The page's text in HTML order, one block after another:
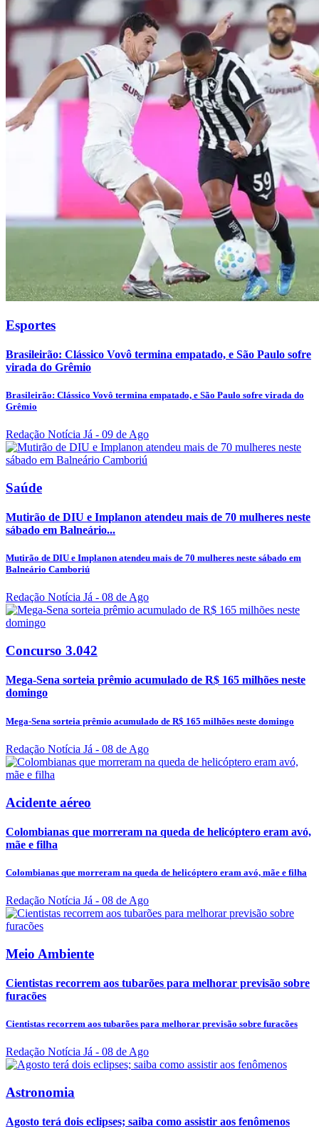
Esportes
Brasileirão: Clássico Vovô termina empatado, e São Paulo sofre
virada do Grêmio
Brasileirão: Clássico Vovô termina empatado, e São Paulo sofre virada do
Grêmio
Redação Notícia Já - 09 de Ago
Saúde
Mutirão de DIU e Implanon atendeu mais de 70 mulheres neste
sábado em Balneário...
Mutirão de DIU e Implanon atendeu mais de 70 mulheres neste sábado em
Balneário Camboriú
Redação Notícia Já - 08 de Ago
Concurso 3.042
Mega-Sena sorteia prêmio acumulado de R$ 165 milhões neste
domingo
Mega-Sena sorteia prêmio acumulado de R$ 165 milhões neste domingo
Redação Notícia Já - 08 de Ago
Acidente aéreo
Colombianas que morreram na queda de helicóptero eram avó,
mãe e filha
Colombianas que morreram na queda de helicóptero eram avó, mãe e filha
Redação Notícia Já - 08 de Ago
Meio Ambiente
Cientistas recorrem aos tubarões para melhorar previsão sobre
furacões
Cientistas recorrem aos tubarões para melhorar previsão sobre furacões
Redação Notícia Já - 08 de Ago
Astronomia
Agosto terá dois eclipses; saiba como assistir aos fenômenos